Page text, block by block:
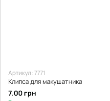
Артикул: 7771
Клипса для макушатника
7.00 грн